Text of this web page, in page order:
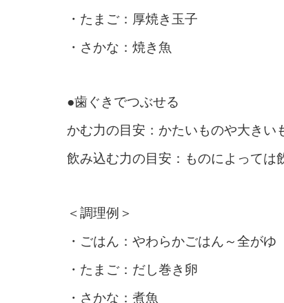
・たまご：厚焼き玉子
・さかな：焼き魚
●歯ぐきでつぶせる
かむ力の目安：かたいものや大きい
飲み込む力の目安：ものによっては
＜調理例＞
・ごはん：やわらかごはん～全がゆ
・たまご：だし巻き卵
・さかな：煮魚